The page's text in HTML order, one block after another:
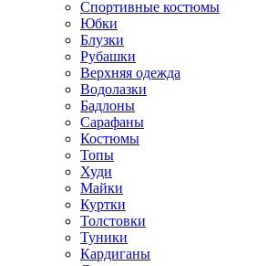
Спортивные костюмы
Юбки
Блузки
Рубашки
Верхняя одежда
Водолазки
Бадлоны
Сарафаны
Костюмы
Топы
Худи
Майки
Куртки
Толстовки
Туники
Кардиганы